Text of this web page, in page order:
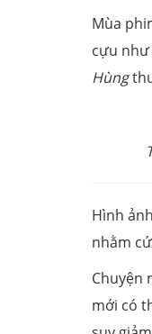
Mùa
cựu như
Hùng
Hình
nhằm
Chuyện
mới có